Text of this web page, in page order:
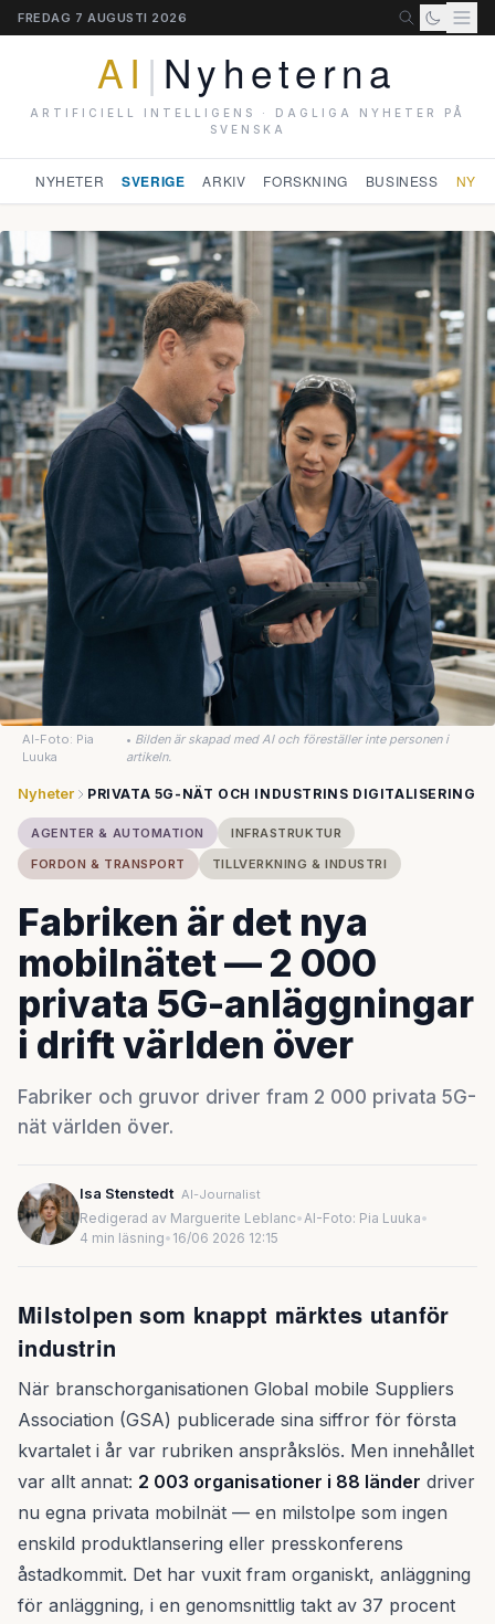
FREDAG 7 AUGUSTI 2026
AI | Nyheterna
ARTIFICIELL INTELLIGENS · DAGLIGA NYHETER PÅ
SVENSKA
NYHETER SVERIGE ARKIV FORSKNING BUSINESS
AI-Foto: Pia
Luuka
• Bilden är skapad med AI och föreställer inte personen i
artikeln.
Nyheter PRIVATA 5G-NÄT OCH INDUSTRINS DIGITALISERING
AGENTER & AUTOMATION
INFRASTRUKTUR
FORDON & TRANSPORT
TILLVERKNING & INDUSTRI
Fabriken är det nya
mobilnätet — 2 000
privata 5G-anläggningar
i drift världen över
Fabriker och gruvor driver fram 2 000 privata 5G-
nät världen över.
Isa Stenstedt AI-Journalist
Redigerad av Marguerite Leblanc•AI-Foto: Pia Luuka•
4 min läsning• 16/06 2026 12:15
Milstolpen som knappt märktes utanför
industrin
När branschorganisationen Global mobile Suppliers
Association (GSA) publicerade sina siffror för första
kvartalet i år var rubriken anspråkslös. Men innehållet
var allt annat: 2 003 organisationer i 88 länder driver
nu egna privata mobilnät — en milstolpe som ingen
enskild produktlansering eller presskonferens
åstadkommit. Det har vuxit fram organiskt, anläggning
för anläggning, i en genomsnittlig takt av 37 procent